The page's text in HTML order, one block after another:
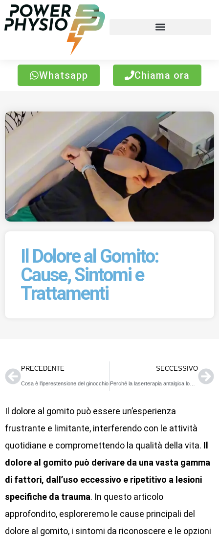
Chiama ora
Whatsapp
Il Dolore al Gomito:
Cause, Sintomi e
Trattamenti
PRECEDENTE
Cosa è l’iperestensione del ginocchio
SECCESSIVO
Perché la laserterapia antalgica lombare è così efficace?
Il dolore al gomito può essere un’esperienza
frustrante e limitante, interferendo con le attività
quotidiane e compromettendo la qualità della vita. Il
dolore al gomito può derivare da una vasta gamma
di fattori, dall’uso eccessivo e ripetitivo a lesioni
specifiche da trauma. In questo articolo
approfondito, esploreremo le cause principali del
dolore al gomito, i sintomi da riconoscere e le opzioni